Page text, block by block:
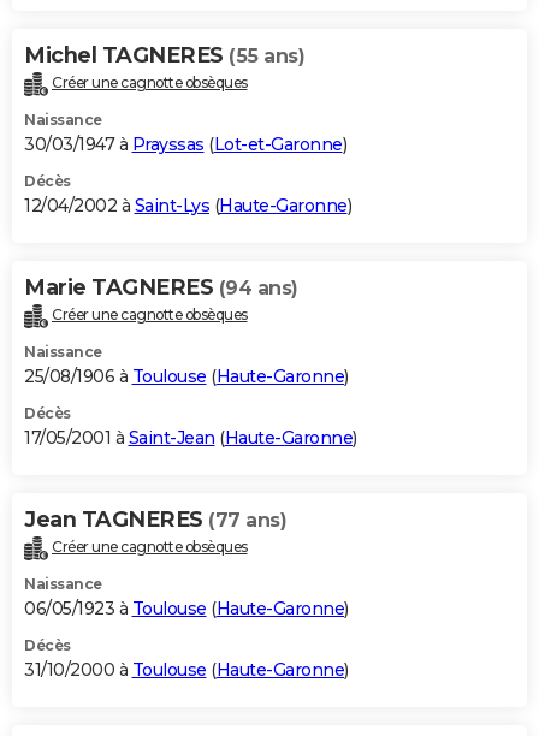
Michel TAGNERES (55 ans)
Créer une cagnotte obsèques
Naissance
30/03/1947 à Prayssas (Lot-et-Garonne)
Décès
12/04/2002 à Saint-Lys (Haute-Garonne)
Marie TAGNERES (94 ans)
Créer une cagnotte obsèques
Naissance
25/08/1906 à Toulouse (Haute-Garonne)
Décès
17/05/2001 à Saint-Jean (Haute-Garonne)
Jean TAGNERES (77 ans)
Créer une cagnotte obsèques
Naissance
06/05/1923 à Toulouse (Haute-Garonne)
Décès
31/10/2000 à Toulouse (Haute-Garonne)